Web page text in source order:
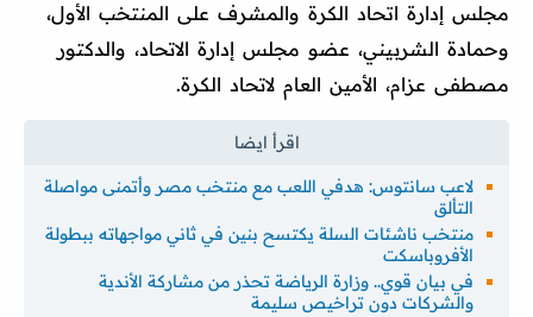
مجلس إدارة اتحاد الكرة والمشرف على المنتخب الأول،
وحمادة الشربيني، عضو مجلس إدارة الاتحاد، والدكتور
مصطفى عزام، الأمين العام لاتحاد الكرة.
لاعب سانتوس: هدفي اللعب مع منتخب مصر وأتمنى مواصلة
التألق
منتخب ناشئات السلة يكتسح بنين في ثاني مواجهاته ببطولة
الأفروباسكت
في بيان قوي.. وزارة الرياضة تحذر من مشاركة الأندية
والشركات دون تراخيص سليمة